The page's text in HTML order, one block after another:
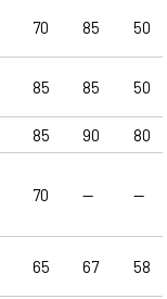
70 85 50
85 85 50
85 90
80
70 -- --
65 67 58